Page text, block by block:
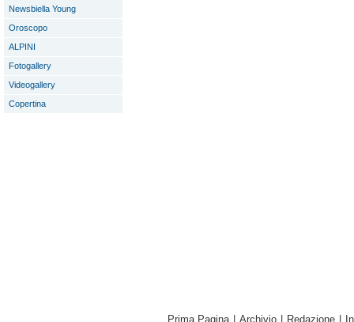
Newsbiella Young
Oroscopo
ALPINI
Fotogallery
Videogallery
Copertina
Prima Pagina Archivio Redazione